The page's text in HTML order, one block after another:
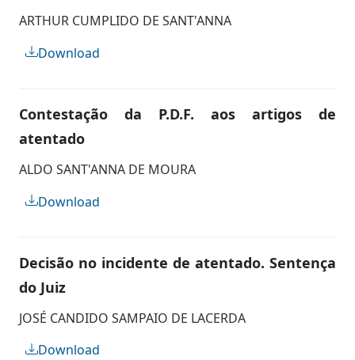
ARTHUR CUMPLIDO DE SANT'ANNA
Download
Contestação da P.D.F. aos artigos de
atentado
ALDO SANT'ANNA DE MOURA
Download
Decisão no incidente de atentado. Sentença
do Juiz
JOSÉ CANDIDO SAMPAIO DE LACERDA
Download